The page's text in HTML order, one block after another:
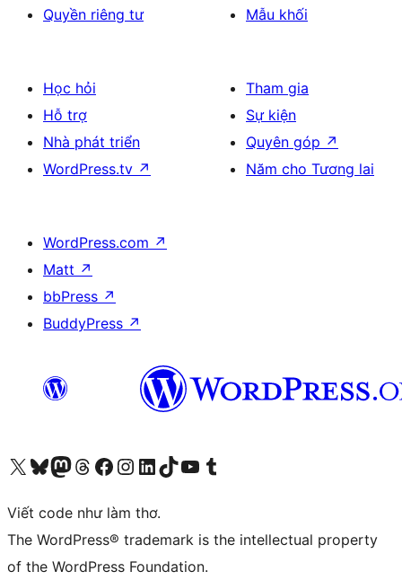
Quyền riêng tư
Mẫu khối
Học hỏi
Hỗ trợ
Nhà phát triển
WordPress.tv ↗
Tham gia
Sự kiện
Quyên góp ↗
Năm cho Tương lai
WordPress.com ↗
Matt ↗
bbPress ↗
BuddyPress ↗
Truy cập tài khoản X (trước đây là Twitter) của chúng tôiVisit our Bluesky account
Visit our Mastodon account
Visit our Threads account
Xem trang Facebook của chúng tôiTruy cập tài khoản Instagram của chúng tôiTruy cập tài khoản LinkedIn của chúng tôiVisit our TikTok account
Truy cập kênh YouTube của chúng tôi Visit our Tumblr account
Viết code như làm thơ.
The WordPress® trademark is the intellectual property
of the WordPress Foundation.